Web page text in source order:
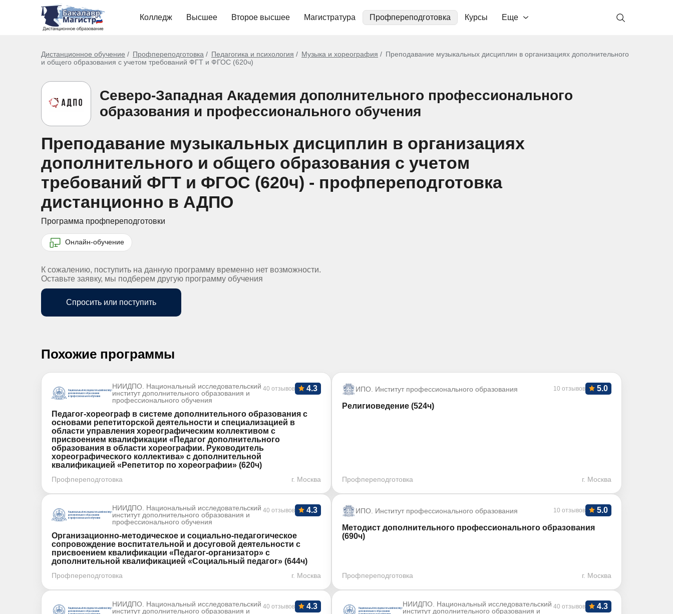
Колледж Высшее Второе высшее Магистратура Профпереподготовка Курсы Еще
Дистанционное обучение Профпереподготовка Педагогика и психология Музыка и хореография
Преподавание музыкальных дисциплин в организациях дополнительного
и общего образования с учетом требований ФГТ и ФГОС (620ч)
Северо-Западная Академия дополнительного профессионального
образования и профессионального обучения
Преподавание музыкальных дисциплин в организациях
дополнительного и общего образования с учетом
требований ФГТ и ФГОС (620ч) - профпереподготовка
дистанционно в АДПО
Программа профпереподготовки
Онлайн-обучение
К сожалению, поступить на данную программу временно нет возможности.
Оставьте заявку, мы подберем другую программу обучения
Спросить или поступить
Похожие программы
НИИДПО. Национальный исследовательский
институт дополнительного образования и
профессионального обучения
40 отзывов 4.3
Педагог-хореограф в системе дополнительного образования с
основами репетиторской деятельности и специализацией в
области управления хореографическим коллективом с
присвоением квалификации «Педагог дополнительного
образования в области хореографии. Руководитель
хореографического коллектива» с дополнительной
квалификацией «Репетитор по хореографии» (620ч)
Профпереподготовка г. Москва
ИПО. Институт профессионального образования 10 отзывов 5.0
Религиоведение (524ч)
Профпереподготовка г. Москва
НИИДПО. Национальный исследовательский
институт дополнительного образования и
профессионального обучения
40 отзывов 4.3
Организационно-методическое и социально-педагогическое
сопровождение воспитательной и досуговой деятельности с
присвоением квалификации «Педагог-организатор» с
дополнительной квалификацией «Социальный педагог» (644ч)
Профпереподготовка г. Москва
ИПО. Институт профессионального образования 10 отзывов 5.0
Методист дополнительного профессионального образования
(690ч)
Профпереподготовка г. Москва
НИИДПО. Национальный исследовательский
институт дополнительного образования и
40 отзывов 4.3
НИИДПО. Национальный исследовательский
институт дополнительного образования и
40 отзывов 4.3